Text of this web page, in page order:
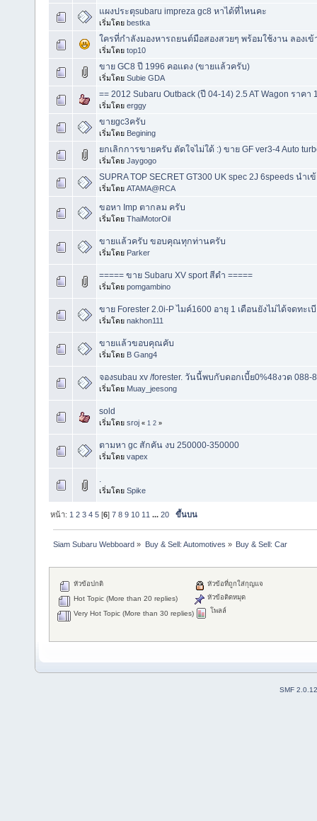
แผงประตุsubaru impreza gc8 หาได้ที่ไหนคะ
เริ่มโดย bestka
ใครที่กำลังมองหารถยนต์มือสองสวยๆ พร้อมใช้งาน ลองเ
เริ่มโดย top10
ขาย GC8 ปี 1996 คอแดง (ขายแล้วครับ)
เริ่มโดย Subie GDA
== 2012 Subaru Outback (ปี 04-14) 2.5 AT Wagon ราคา
เริ่มโดย erggy
ขายgc3ครับ
เริ่มโดย Begining
ยกเลิกการขายครับ ตัดใจไม่ใด้ :) ขาย GF ver3-4 Auto
เริ่มโดย Jaygogo
SUPRA TOP SECRET GT300 UK spec 2J 6speeds นำเ
เริ่มโดย ATAMA@RCA
ขอหา Imp ตากลม ครับ
เริ่มโดย ThaiMotorOil
ขายแล้วครับ ขอบคุณทุกท่านครับ
เริ่มโดย Parker
===== ขาย Subaru XV sport สีดำ =====
เริ่มโดย pomgambino
ขาย Forester 2.0i-P ไมค์1600 อายุ 1 เดือนยังไม่ได้จดทะเ
เริ่มโดย nakhon111
ขายแล้วขอบคุณคับ
เริ่มโดย B Gang4
จองsubau xv /forester. วันนี้พบกับดอกเบี้ย0%48งวด 088-
เริ่มโดย Muay_jeesong
sold
เริ่มโดย sroj « 1 2 »
ตามหา gc สักคัน งบ 250000-350000
เริ่มโดย vapex
เริ่มโดย Spike
หน้า: 1 2 3 4 5 [6]7 8 9 10 11 ...20 ขึ้นบน
Siam Subaru Webboard » Buy & Sell: Automotives » Buy & Sell: Car
หัวข้อปกติ
Hot Topic (More than 20 replies)
Very Hot Topic (More than 30 replies)
หัวข้อที่ถูกใส่กุญแจ
หัวข้อติดหมุด
โพลล์
SMF 2.0.12